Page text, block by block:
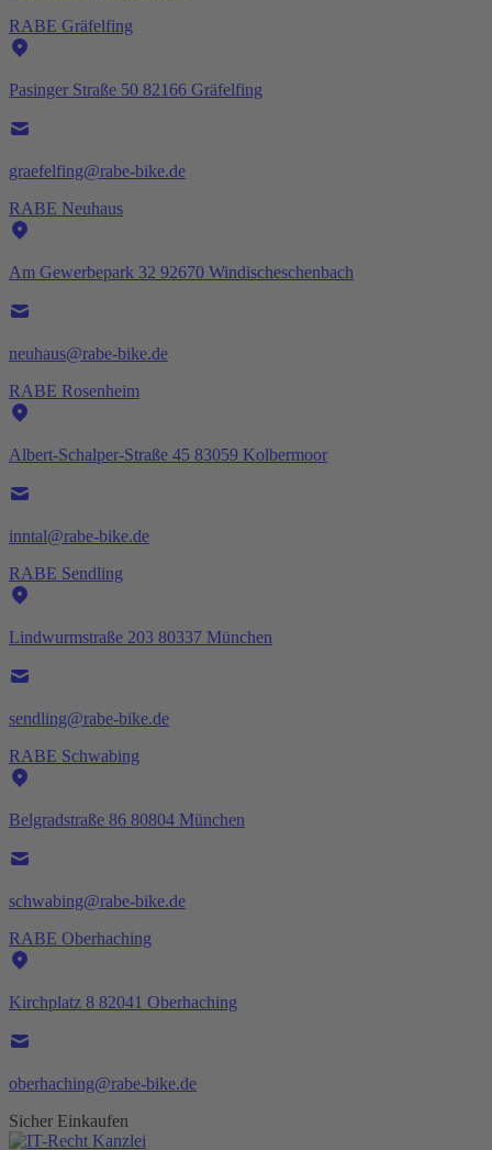
RABE Gräfelfing
Pasinger Straße 50 82166 Gräfelfing
graefelfing@rabe-bike.de
RABE Neuhaus
Am Gewerbepark 32 92670 Windischeschenbach
neuhaus@rabe-bike.de
RABE Rosenheim
Albert-Schalper-Straße 45 83059 Kolbermoor
inntal@rabe-bike.de
RABE Sendling
Lindwurmstraße 203 80337 München
sendling@rabe-bike.de
RABE Schwabing
Belgradstraße 86 80804 München
schwabing@rabe-bike.de
RABE Oberhaching
Kirchplatz 8 82041 Oberhaching
oberhaching@rabe-bike.de
Sicher Einkaufen